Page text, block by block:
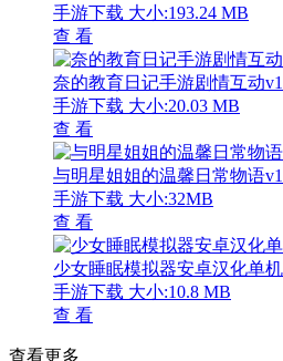
手游下载 大小:193.24 MB
查 看
奈的教育日记手游剧情互动
手游下载 大小:20.03 MB
查 看
与明星姐姐的温馨日常物语
手游下载 大小:32MB
查 看
少女睡眠模拟器安卓汉化单
手游下载 大小:10.8 MB
查 看
查看更多